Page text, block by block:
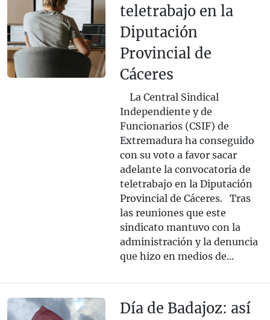
teletrabajo en la
Diputación
Provincial de
Cáceres
La Central Sindical
Independiente y de
Funcionarios (CSIF) de
Extremadura ha conseguido
con su voto a favor sacar
adelante la convocatoria de
teletrabajo en la Diputación
Provincial de Cáceres. Tras
las reuniones que este
sindicato mantuvo con la
administración y la denuncia
que hizo en medios de...
Día de Badajoz: así